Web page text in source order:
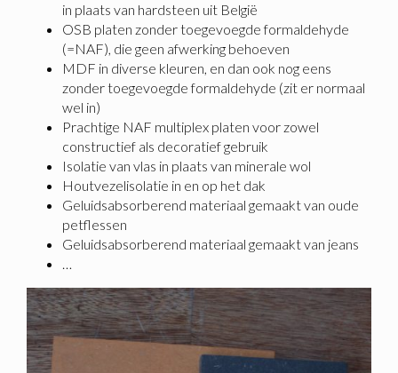
in plaats van hardsteen uit België
OSB platen zonder toegevoegde formaldehyde
(=NAF), die geen afwerking behoeven
MDF in diverse kleuren, en dan ook nog eens
zonder toegevoegde formaldehyde (zit er normaal
wel in)
Prachtige NAF multiplex platen voor zowel
constructief als decoratief gebruik
Isolatie van vlas in plaats van minerale wol
Houtvezelisolatie in en op het dak
Geluidsabsorberend materiaal gemaakt van oude
petflessen
Geluidsabsorberend materiaal gemaakt van jeans
…